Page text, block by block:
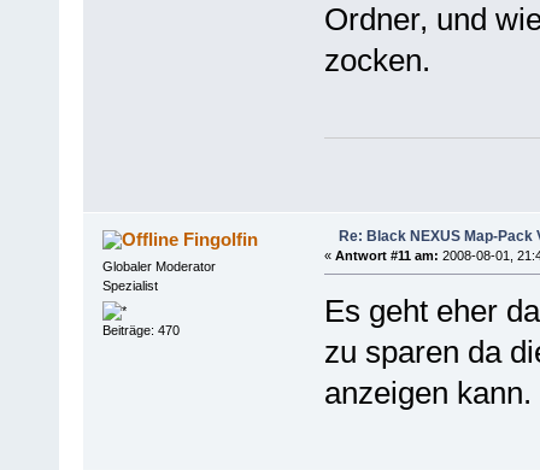
Ordner, und
zocken.
Fingolfin
Globaler Moderator
Spezialist
Beiträge: 470
Re: Black NEXUS Map-Pack
« Antwort #11 am: 2008-08-01,
Es geht eher
zu sparen da
anzeigen kann.